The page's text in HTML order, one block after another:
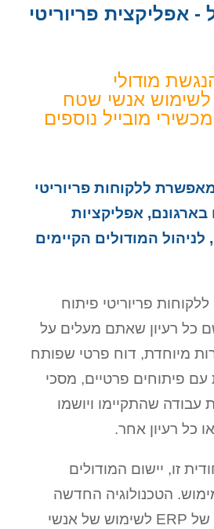
- אפליקצית פריוריטי
מודולי
לשימוש אנשי שטח
מובייל נוספים
ללקוחות פריוריטי
אפליקציות
לניהול המודולים הקיימים
פריוריטי פיתוח
כל רעיון שאתם מעלים על
מיוחדת, דוח פרטי שפותח
עם פיתוחים פרטיים, מסכי
עבודה שהתקיימו ויושמו
כל רעיון אחר.
זו, יישום המודולים
הטכנולוגיה החדשה
יודעת להנגיש יישום של ERP לשימוש של אנשי